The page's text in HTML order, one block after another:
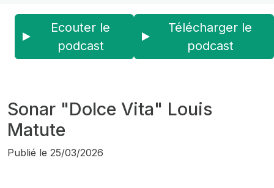
Ecouter le
podcast
Télécharger le
podcast
Sonar "Dolce Vita" Louis
Matute
Publié le 25/03/2026